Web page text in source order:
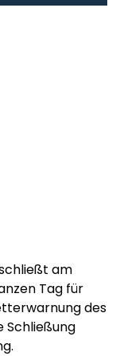
am
Tag für
des
Schließung